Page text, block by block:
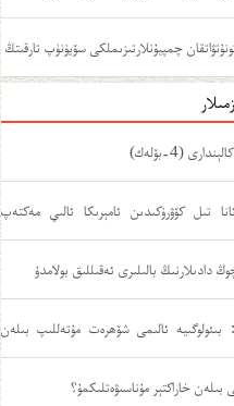
چمپيۇنلارتىزىملكى سۆيۈنۈپ تارقىتڭ
(4-بۆلەك)
تىل كۆۋرۈكىدىن ئامېرىكا ئالىي مەكتەپ
بالىلىرى ئەقىللىق بولامدۇ
ئالىمى شۆھرەت مۇتەللىپ بىلەن
خاراكتېر مۇناسىۋەتلىكمۇ؟